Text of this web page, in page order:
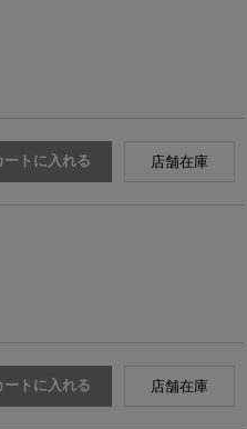
ートに入れる 店舗在庫
ートに入れる 店舗在庫